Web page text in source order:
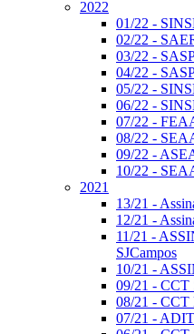
2022
01/22 -
02/22 -
03/22 -
04/22 -
05/22 -
06/22 -
07/22 -
08/22 -
09/22 -
10/22 -
2021
13/21 -
12/21 -
11/21 -
SJCampos
10/21 -
09/21 - CCT
08/21 -
07/21 -